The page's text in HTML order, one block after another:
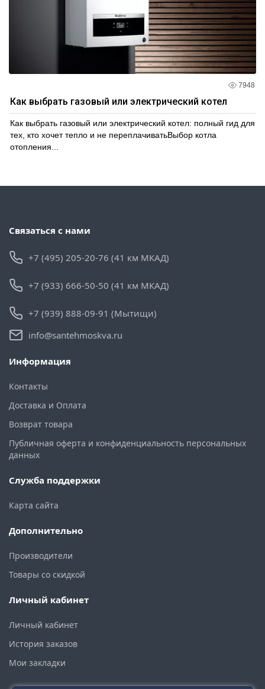
7948
Как выбрать газовый или электрический котел
Как выбрать газовый или электрический котел: полный гид для
тех, кто хочет тепло и не переплачиватьВыбор котла
отопления...
Связаться с нами
+7 (495) 205-20-76 (41 км МКАД)
+7 (933) 666-50-50 (41 км МКАД)
+7 (939) 888-09-91 (Мытищи)
info@santehmoskva.ru
Информация
Контакты
Доставка и Оплата
Возврат товара
Публичная оферта и конфиденциальность персональных
данных
Служба поддержки
Карта сайта
Дополнительно
Производители
Товары со скидкой
Личный кабинет
Личный кабинет
История заказов
Мои закладки